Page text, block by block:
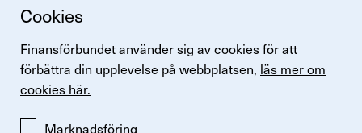
Cookies
Finansförbundet använder sig av cookies för att
förbättra din upplevelse på webbplatsen, läs mer om
cookies här.
Marknadsföring
Snabb­länkar
Logga in
Lönestatistik
Finansförbundets kollektivavtal
Perspektiv